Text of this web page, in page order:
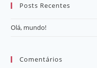
Posts Recentes
Olá, mundo!
Comentários